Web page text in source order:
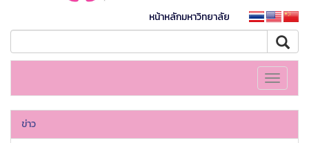
หน้าหลักมหาวิทยาลัย
Toggle
ข่าว